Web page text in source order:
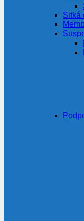
Sitká